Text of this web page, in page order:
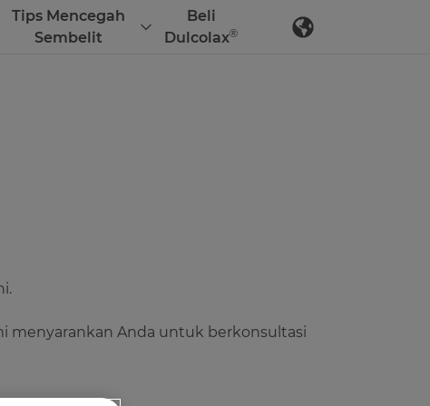
Tips Mencegah
Sembelit
Beli
Dulcolax®
menyarankan Anda untuk berkonsultasi